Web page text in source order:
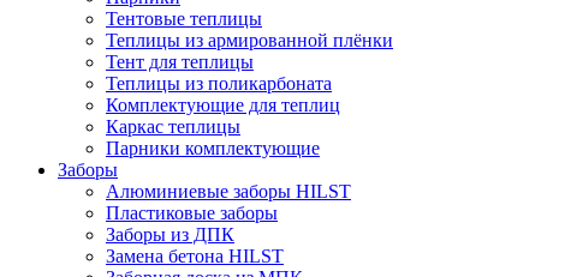
Тентовые теплицы
Теплицы из армированной плёнки
Тент для теплицы
Теплицы из поликарбоната
Комплектующие для теплиц
Каркас теплицы
Парники комплектующие
Заборы
Алюминиевые заборы HILST
Пластиковые заборы
Заборы из ДПК
Замена бетона HILST